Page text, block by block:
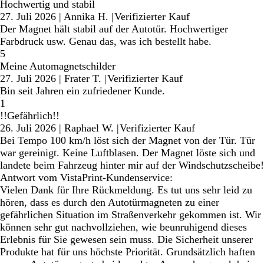
Hochwertig und stabil
27. Juli 2026 | Annika H. |Verifizierter Kauf
Der Magnet hält stabil auf der Autotür. Hochwertiger
Farbdruck usw. Genau das, was ich bestellt habe.
5
Meine Automagnetschilder
27. Juli 2026 | Frater T. |Verifizierter Kauf
Bin seit Jahren ein zufriedener Kunde.
1
!!Gefährlich!!
26. Juli 2026 | Raphael W. |Verifizierter Kauf
Bei Tempo 100 km/h löst sich der Magnet von der Tür. Tür
war gereinigt. Keine Luftblasen. Der Magnet löste sich und
landete beim Fahrzeug hinter mir auf der Windschutzscheibe!
Antwort vom VistaPrint-Kundenservice:
Vielen Dank für Ihre Rückmeldung. Es tut uns sehr leid zu
hören, dass es durch den Autotürmagneten zu einer
gefährlichen Situation im Straßenverkehr gekommen ist. Wir
können sehr gut nachvollziehen, wie beunruhigend dieses
Erlebnis für Sie gewesen sein muss. Die Sicherheit unserer
Produkte hat für uns höchste Priorität. Grundsätzlich haften